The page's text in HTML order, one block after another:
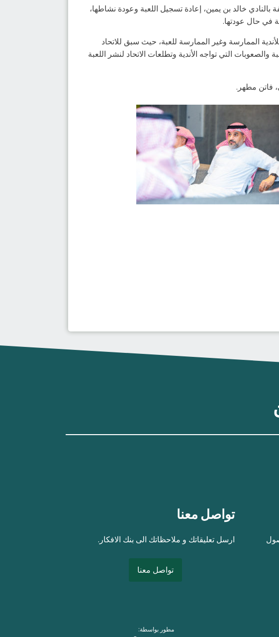
بالنادي خالد بن يمين، إعادة تسجيل اللعبة وعودة نشاطها،
في حال عودتها.
الممارسة وغير الممارسة للعبة، حيث سبق للاتحاد
التي تواجه الأندية وتطلعات الاتحاد لنشر اللعبة
فاتن مطهر.
تواصل معنا
ارسل تعليقاتك و ملاحظاتك الى بنك الافكار.
تواصل معنا
مطور بواسطة: